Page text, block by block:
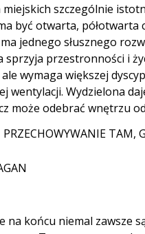
miejskich szczególnie
być otwarta, półotwarta
jednego słusznego
sprzyja przestronności i
wymaga większej
wentylacji. Wydzielona
może odebrać wnętrzu
PRZECHOWYWANIE TAM,
na końcu niemal zawsze